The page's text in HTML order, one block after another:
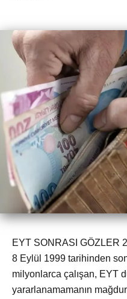
EYT SONRASI GÖZLER
8 Eylül 1999 tarihinden
milyonlarca çalışan, EYT
yararlanamamanın